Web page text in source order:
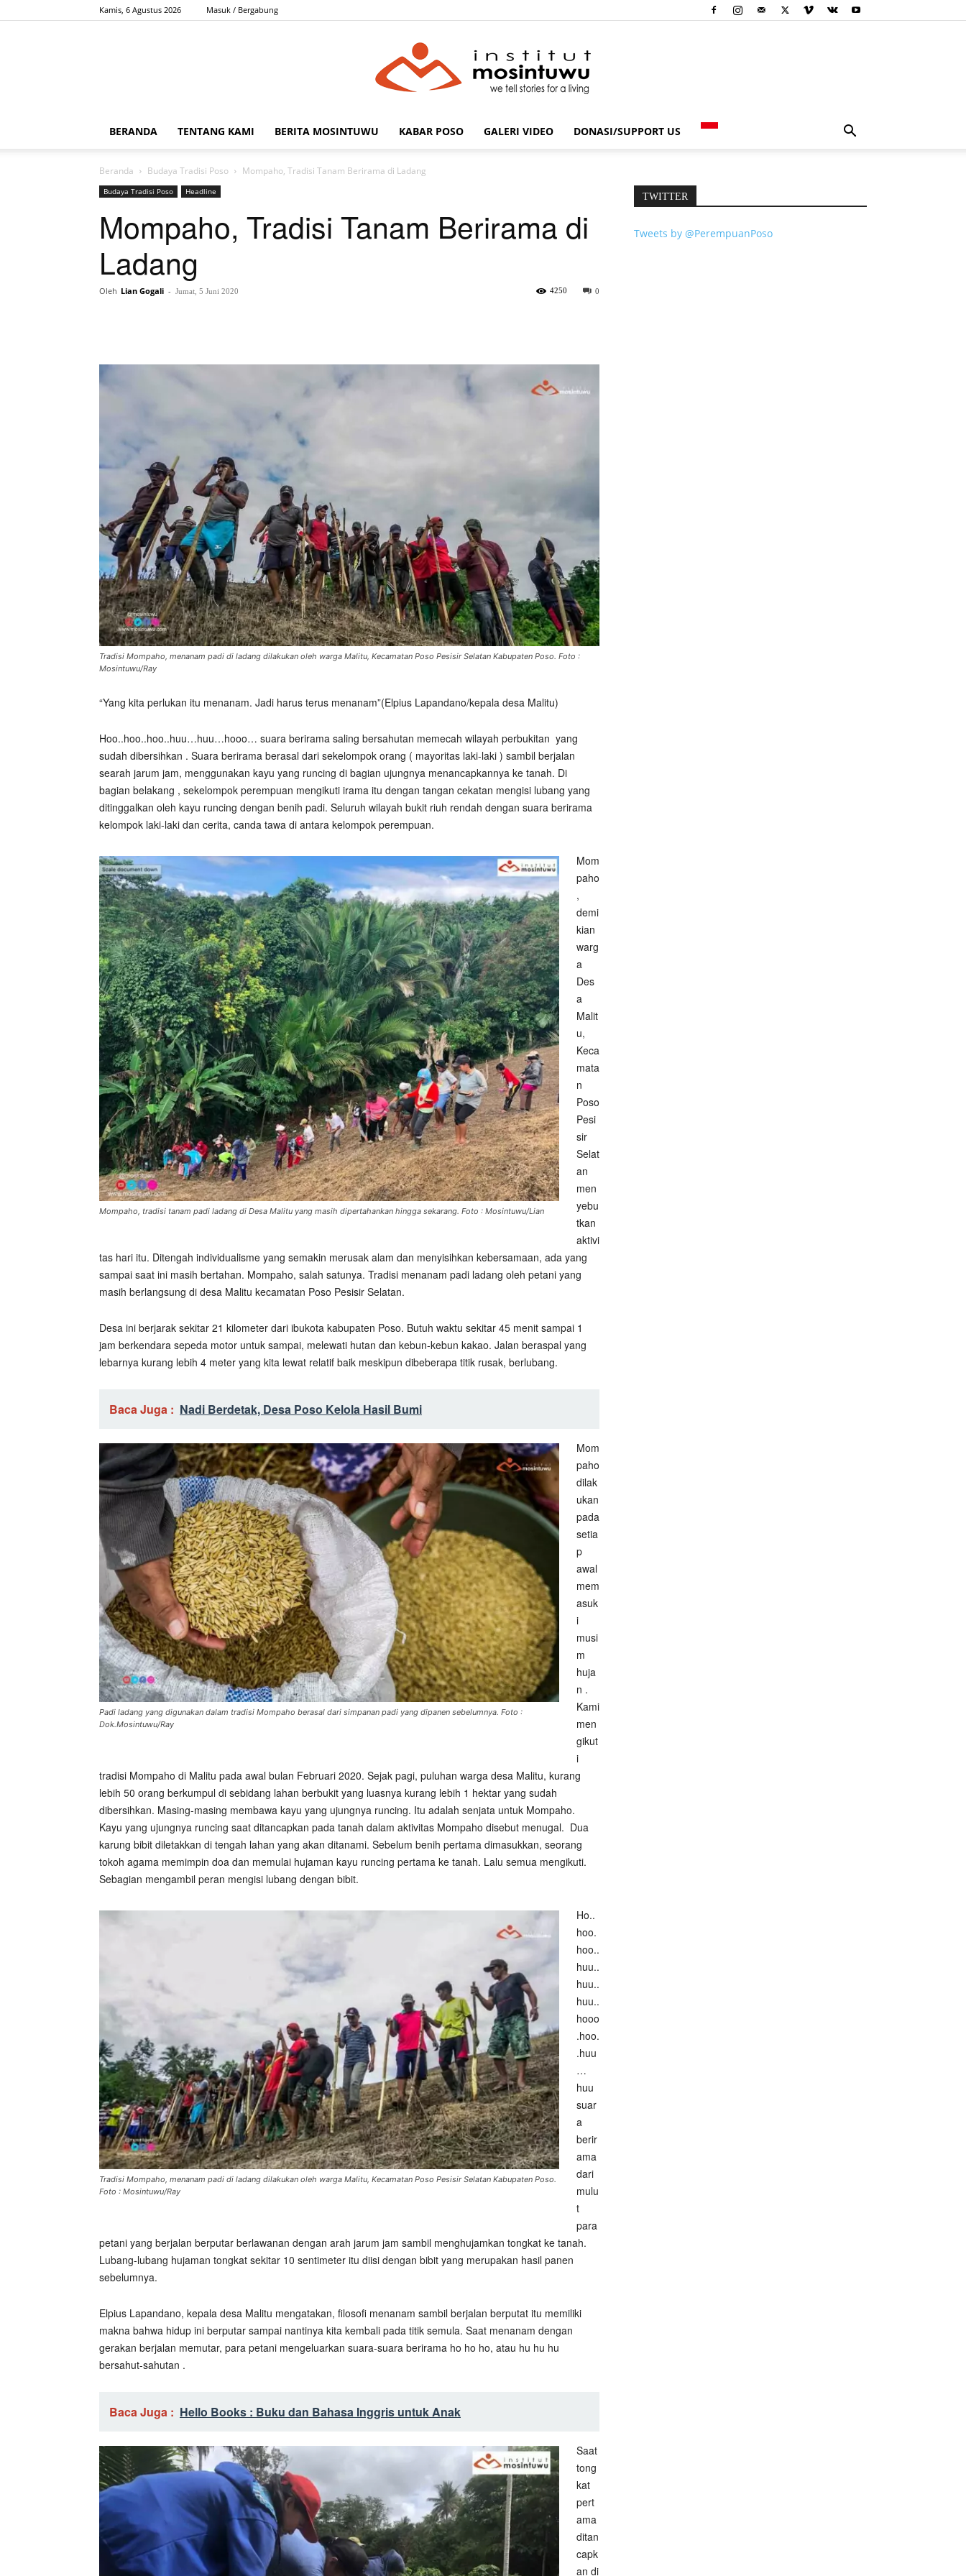
Kamis, 6 Agustus 2026 Masuk / Bergabung
BERANDA TENTANG KAMI BERITA MOSINTUWU KABAR POSO GALERI VIDEO DONASI/SUPPORT US
Beranda Budaya Tradisi Poso Mompaho, Tradisi Tanam Berirama di Ladang
Budaya Tradisi Poso Headline
Mompaho, Tradisi Tanam Berirama di
Ladang
Oleh Lian Gogali - Jumat, 5 Juni 2020 0
4250
Tradisi Mompaho, menanam padi di ladang dilakukan oleh warga Malitu, Kecamatan Poso Pesisir Selatan Kabupaten Poso. Foto :
Mosintuwu/Ray
“Yang kita perlukan itu menanam. Jadi harus terus menanam”(Elpius Lapandano/kepala desa Malitu)
Hoo..hoo..hoo..huu…huu…hooo… suara berirama saling bersahutan memecah wilayah perbukitan yang
sudah dibersihkan . Suara berirama berasal dari sekelompok orang ( mayoritas laki-laki ) sambil berjalan
searah jarum jam, menggunakan kayu yang runcing di bagian ujungnya menancapkannya ke tanah. Di
bagian belakang , sekelompok perempuan mengikuti irama itu dengan tangan cekatan mengisi lubang yang
ditinggalkan oleh kayu runcing dengan benih padi. Seluruh wilayah bukit riuh rendah dengan suara berirama
kelompok laki-laki dan cerita, canda tawa di antara kelompok perempuan.
Mompaho, tradisi tanam padi ladang di Desa Malitu yang masih dipertahankan hingga sekarang. Foto : Mosintuwu/Lian
Mom
paho
,
demi
kian
warg
a
Des
a
Malit
u,
Keca
mata
n
Poso
Pesi
sir
Selat
an
men
yebu
tkan
aktivi
tas hari itu. Ditengah individualisme yang semakin merusak alam dan menyisihkan kebersamaan, ada yang
sampai saat ini masih bertahan. Mompaho, salah satunya. Tradisi menanam padi ladang oleh petani yang
masih berlangsung di desa Malitu kecamatan Poso Pesisir Selatan.
Desa ini berjarak sekitar 21 kilometer dari ibukota kabupaten Poso. Butuh waktu sekitar 45 menit sampai 1
jam berkendara sepeda motor untuk sampai, melewati hutan dan kebun-kebun kakao. Jalan beraspal yang
lebarnya kurang lebih 4 meter yang kita lewat relatif baik meskipun dibeberapa titik rusak, berlubang.
Baca Juga : Nadi Berdetak, Desa Poso Kelola Hasil Bumi
Padi ladang yang digunakan dalam tradisi Mompaho berasal dari simpanan padi yang dipanen sebelumnya. Foto :
Dok.Mosintuwu/Ray
Mom
paho
dilak
ukan
pada
setia
p
awal
mem
asuk
i
musi
m
huja
n .
Kami
men
gikut
i
tradisi Mompaho di Malitu pada awal bulan Februari 2020. Sejak pagi, puluhan warga desa Malitu, kurang
lebih 50 orang berkumpul di sebidang lahan berbukit yang luasnya kurang lebih 1 hektar yang sudah
dibersihkan. Masing-masing membawa kayu yang ujungnya runcing. Itu adalah senjata untuk Mompaho.
Kayu yang ujungnya runcing saat ditancapkan pada tanah dalam aktivitas Mompaho disebut menugal. Dua
karung bibit diletakkan di tengah lahan yang akan ditanami. Sebelum benih pertama dimasukkan, seorang
tokoh agama memimpin doa dan memulai hujaman kayu runcing pertama ke tanah. Lalu semua mengikuti.
Sebagian mengambil peran mengisi lubang dengan bibit.
Tradisi Mompaho, menanam padi di ladang dilakukan oleh warga Malitu, Kecamatan Poso Pesisir Selatan Kabupaten Poso.
Foto : Mosintuwu/Ray
Ho..
hoo.
hoo..
huu..
huu..
huu..
hooo
.hoo.
.huu
…
huu
suar
a
berir
ama
dari
mulu
t
para
petani yang berjalan berputar berlawanan dengan arah jarum jam sambil menghujamkan tongkat ke tanah.
Lubang-lubang hujaman tongkat sekitar 10 sentimeter itu diisi dengan bibit yang merupakan hasil panen
sebelumnya.
Elpius Lapandano, kepala desa Malitu mengatakan, filosofi menanam sambil berjalan berputat itu memiliki
makna bahwa hidup ini berputar sampai nantinya kita kembali pada titik semula. Saat menanam dengan
gerakan berjalan memutar, para petani mengeluarkan suara-suara berirama ho ho ho, atau hu hu hu
bersahut-sahutan .
Baca Juga : Hello Books : Buku dan Bahasa Inggris untuk Anak
Saat
tong
kat
pert
ama
ditan
capk
an di
TWITTER
Tweets by @PerempuanPoso